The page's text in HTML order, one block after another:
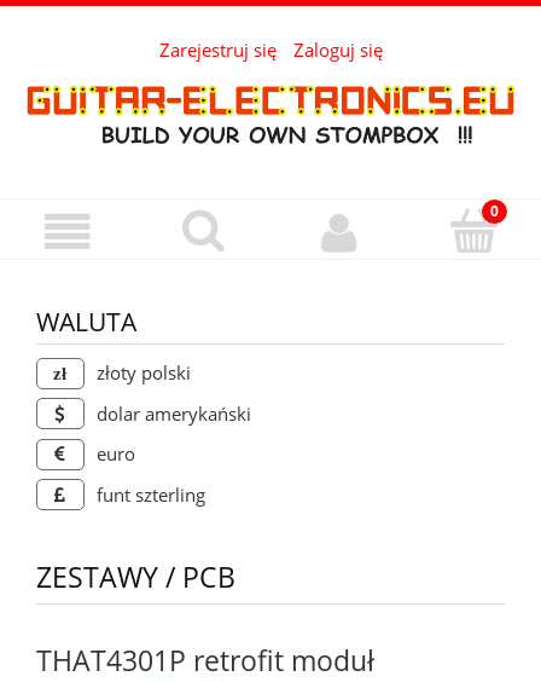
Zarejestruj się Zaloguj się
WALUTA
złoty polski
dolar amerykański
euro
funt szterling
ZESTAWY / PCB
THAT4301P retrofit moduł